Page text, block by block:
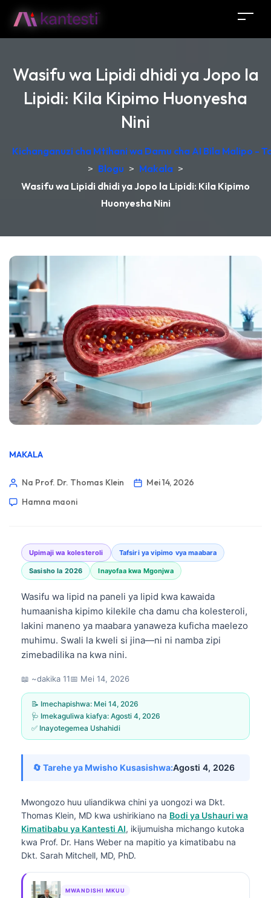
Wasifu wa Lipidi dhidi ya Jopo la
Lipidi: Kila Kipimo Huonyesha
Nini
Kichanganuzi cha Mtihani wa Damu cha AI Bila Malipo -
> Blogu > Makala >
Wasifu wa Lipidi dhidi ya Jopo la Lipidi: Kila Kipimo
Huonyesha Nini
MAKALA
Na Prof. Dr. Thomas Klein
Mei 14, 2026
Hamna maoni
Upimaji wa kolesteroli Tafsiri ya vipimo vya maabara
Sasisho la 2026 Inayofaa kwa Mgonjwa
Wasifu wa lipid na paneli ya lipid kwa kawaida
humaanisha kipimo kilekile cha damu cha kolesteroli,
lakini maneno ya maabara yanaweza kuficha maelezo
muhimu. Swali la kweli si jina—ni ni namba zipi
zimebadilika na kwa nini.
📖 ~dakika 11📅 Mei 14, 2026
📝 Imechapishwa: Mei 14, 2026
🩺 Imekaguliwa kiafya: Agosti 4, 2026
✅ Inayotegemea Ushahidi
🔄 Tarehe ya Mwisho Kusasishwa:Agosti 4, 2026
Mwongozo huu uliandikwa chini ya uongozi wa Dkt.
Thomas Klein, MD kwa ushirikiano na Bodi ya Ushauri wa
Kimatibabu ya Kantesti AI, ikijumuisha michango kutoka
kwa Prof. Dr. Hans Weber na mapitio ya kimatibabu na
Dkt. Sarah Mitchell, MD, PhD.
MWANDISHI MKUU